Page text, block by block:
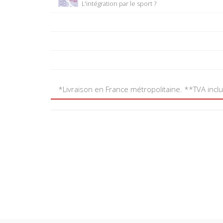
L'intégration par le sport ?
*Livraison en France métropolitaine. **TVA